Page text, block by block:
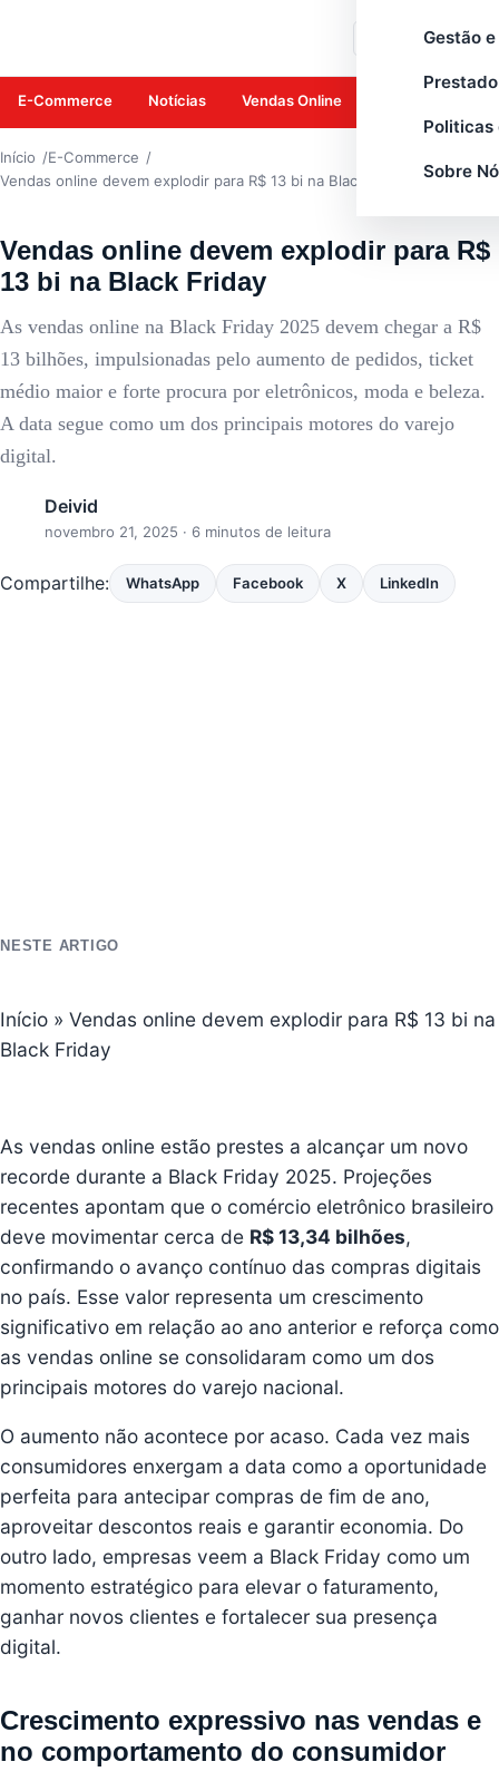
Gestão
Politicas
Sobre
E-Commerce Notícias Vendas Online
Início
E-Commerce
Vendas online devem explodir para R$ 13 bi na Black Friday
Vendas online devem explodir para R$
13 bi na Black Friday
As vendas online na Black Friday 2025 devem chegar a R$
13 bilhões, impulsionadas pelo aumento de pedidos, ticket
médio maior e forte procura por eletrônicos, moda e beleza.
A data segue como um dos principais motores do varejo
digital.
Deivid
novembro 21, 2025 · 6 minutos de leitura
Compartilhe: WhatsApp Facebook X LinkedIn
NESTE ARTIGO
Início » Vendas online devem explodir para R$ 13 bi na
Black Friday
As vendas online estão prestes a alcançar um novo
recorde durante a Black Friday 2025. Projeções
recentes apontam que o comércio eletrônico brasileiro
deve movimentar cerca de R$ 13,34 bilhões,
confirmando o avanço contínuo das compras digitais
no país. Esse valor representa um crescimento
significativo em relação ao ano anterior e reforça como
as vendas online se consolidaram como um dos
principais motores do varejo nacional.
O aumento não acontece por acaso. Cada vez mais
consumidores enxergam a data como a oportunidade
perfeita para antecipar compras de fim de ano,
aproveitar descontos reais e garantir economia. Do
outro lado, empresas veem a Black Friday como um
momento estratégico para elevar o faturamento,
ganhar novos clientes e fortalecer sua presença
digital.
Crescimento expressivo nas vendas e
no comportamento do consumidor